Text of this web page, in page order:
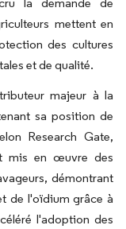
mettent en
des cultures
et de qualité.
majeur à la
sa position de
Research Gate,
mis en œuvre des
démontrant
de l'oïdium grâce à
l'adoption des